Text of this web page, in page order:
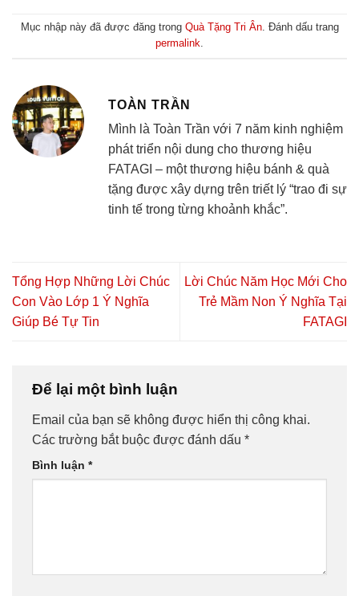
Mục nhập này đã được đăng trong Quà Tặng Tri Ân. Đánh dấu trang
permalink.
TOÀN TRẦN
Mình là Toàn Trần với 7 năm kinh nghiệm
phát triển nội dung cho thương hiệu
FATAGI – một thương hiệu bánh & quà
tặng được xây dựng trên triết lý “trao đi sự
tinh tế trong từng khoảnh khắc”.
Tổng Hợp Những Lời Chúc
Con Vào Lớp 1 Ý Nghĩa
Giúp Bé Tự Tin
Lời Chúc Năm Học Mới Cho
Trẻ Mầm Non Ý Nghĩa Tại
FATAGI
Để lại một bình luận
Email của bạn sẽ không được hiển thị công khai.
Các trường bắt buộc được đánh dấu *
Bình luận *